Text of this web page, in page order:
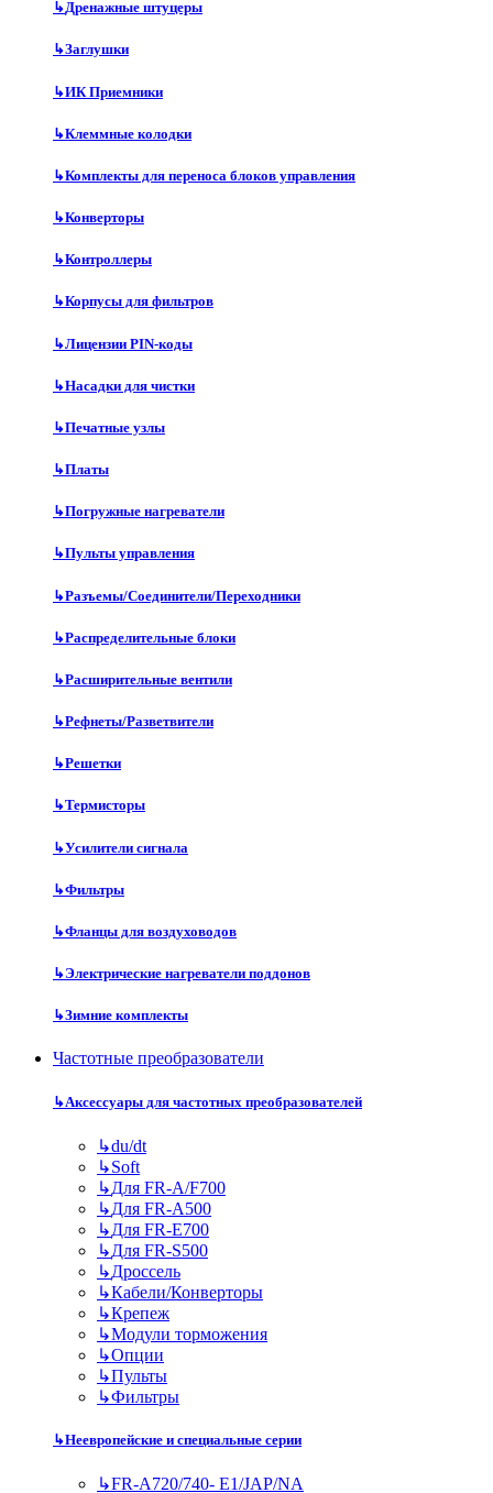
↳Дренажные штуцеры
↳Заглушки
↳ИК Приемники
↳Клеммные колодки
↳Комплекты для переноса блоков управления
↳Конверторы
↳Контроллеры
↳Корпусы для фильтров
↳Лицензии PIN-коды
↳Насадки для чистки
↳Печатные узлы
↳Платы
↳Погружные нагреватели
↳Пульты управления
↳Разъемы/Соединители/Переходники
↳Распределительные блоки
↳Расширительные вентили
↳Рефнеты/Разветвители
↳Решетки
↳Термисторы
↳Усилители сигнала
↳Фильтры
↳Фланцы для воздуховодов
↳Электрические нагреватели поддонов
↳Зимние комплекты
Частотные преобразователи
↳Аксессуары для частотных преобразователей
↳du/dt
↳Soft
↳Для FR-A/F700
↳Для FR-A500
↳Для FR-E700
↳Для FR-S500
↳Дроссель
↳Кабели/Конверторы
↳Крепеж
↳Модули торможения
↳Опции
↳Пульты
↳Фильтры
↳Неевропейские и специальные серии
↳FR-A720/740- E1/JAP/NA